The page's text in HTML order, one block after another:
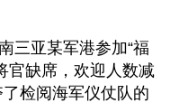
三亚某军港参加“福
官缺席，欢迎人数减
检阅海军仪仗队的